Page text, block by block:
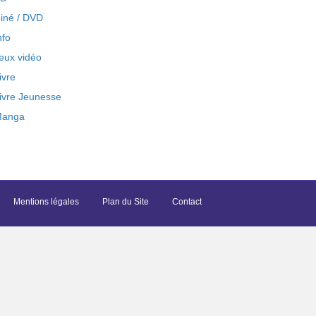
/ DVD
vidéo
Jeunesse
Mentions légales Plan du Site Contact